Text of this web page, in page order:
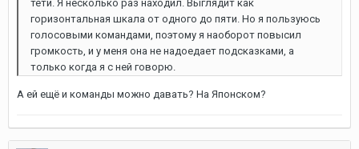
тети. Я несколько раз находил. Выглядит как
горизонтальная шкала от одного до пяти. Но я пользуюсь
голосовыми командами, поэтому я наоборот повысил
громкость, и у меня она не надоедает подсказками, а
только когда я с ней говорю.
А ей ещё и команды можно давать? На Японском?